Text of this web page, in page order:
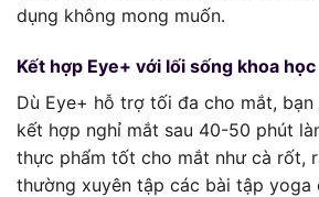
dụng không mong muốn.
Kết hợp Eye+ với lối sống khoa học
Dù Eye+ hỗ trợ tối đa cho mắt, bạn
kết hợp nghỉ mắt sau 40-50 phút
thực phẩm tốt cho mắt như cà rốt,
thường xuyên tập các bài tập yoga